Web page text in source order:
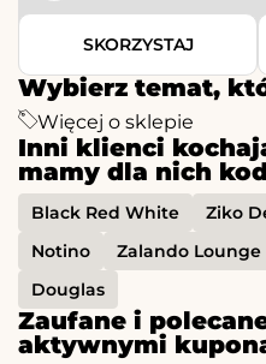
Wybierz temat,
Więcej o sklepie
Inni klienci
mamy dla nich
Black Red White Ziko
Notino
Zalando Lounge
Douglas
Zaufane i
aktywnymi
SKORZYSTAJ